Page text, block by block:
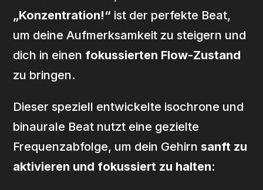
„Konzentration!“ ist der perfekte Beat,
um deine Aufmerksamkeit zu steigern und
dich in einen fokussierten Flow-Zustand
zu bringen.
Dieser speziell entwickelte isochrone und
binaurale Beat nutzt eine gezielte
Frequenzabfolge, um dein Gehirn sanft zu
aktivieren und fokussiert zu halten: